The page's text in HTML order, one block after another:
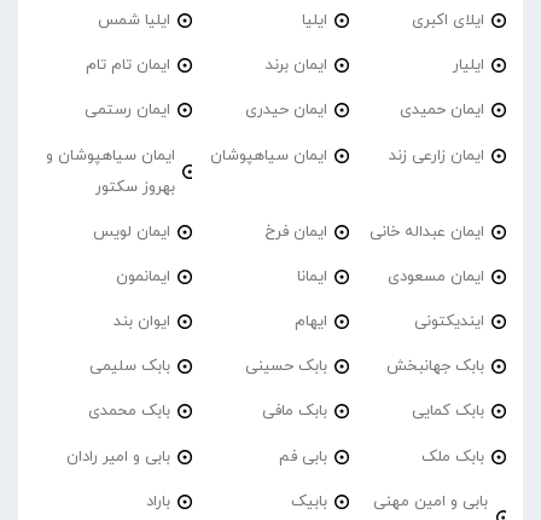
ایلای اکبری ایلیا ایلیا شمس
ایلیار ایمان برند ایمان تام تام
ایمان حمیدی ایمان حیدری ایمان رستمی
ایمان زارعی زند ایمان سیاهپوشان
ایمان سیاهپوشان و
بهروز سکتور
ایمان عبداله خانی ایمان فرخ ایمان لویس
ایمان مسعودی ایمانا ایمانمون
ایندیکتونی ایهام ایوان بند
بابک جهانبخش بابک حسینی بابک سلیمی
بابک کمایی بابک مافی بابک محمدی
بابک ملک بابی فم بابی و امیر رادان
بابی و امین مهنی
بابیک باراد